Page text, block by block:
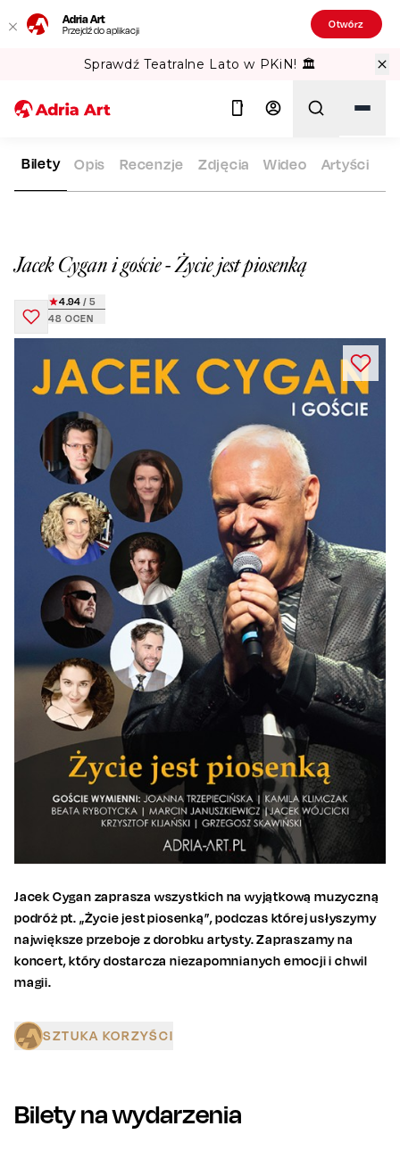
Adria Art
Przejdź do aplikacji Otwórz
Sprawdź Teatralne Lato w PKiN! 🏛️
ADRIA ART REPERTUAR JACEK CYGAN I GOŚCIE - ŻYCIE
Jacek Cygan i goście - Życie jest piosenką
48 OCEN
4.94 / 5
Bilety Opis Recenzje Zdjęcia Wideo Artyści
Jacek Cygan zaprasza wszystkich na wyjątkową muzyczną
podróż pt. „Życie jest piosenką”, podczas której usłyszymy
największe przeboje z dorobku artysty. Zapraszamy na
koncert, który dostarcza niezapomnianych emocji i chwil
magii.
SZTUKA KORZYŚCI
Bilety na wydarzenia